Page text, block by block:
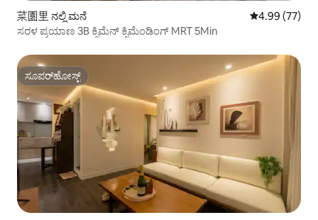
菜園里 ನಲ್ಲಿ ಮನೆ 5 ರಲ್ಲಿ 4.99
4.99 (77)
ಸರಳ ಪ್ರಯಾಣ 3B ಕ್ಸಿಮೆನ್ ಕ್ಸಿಮೆಂಡಿಂಗ್ MRT 5Min
ಸೂಪರ್‌ಹೋಸ್ಟ್
ಸೂಪರ್‌ಹೋಸ್ಟ್